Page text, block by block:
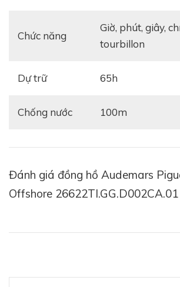
Chức năng
giờ, phút, giây, chronograph,
tourbillon
Dự trữ 65h
Chống nước 100m
Đánh giá đồng hồ Audemars
Offshore 26622TI.GG.D002CA.01